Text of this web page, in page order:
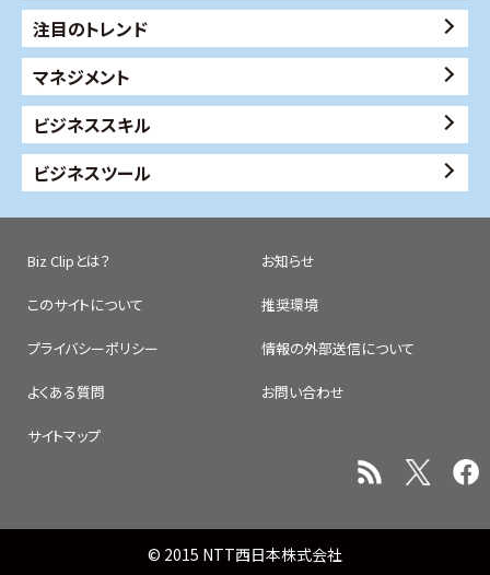
注目のトレンド
マネジメント
ビジネススキル
ビジネスツール
Biz Clipとは？ お知らせ
このサイトについて 推奨環境
プライバシーポリシー 情報の外部送信について
よくある質問 お問い合わせ
サイトマップ
© 2015 NTT西日本株式会社